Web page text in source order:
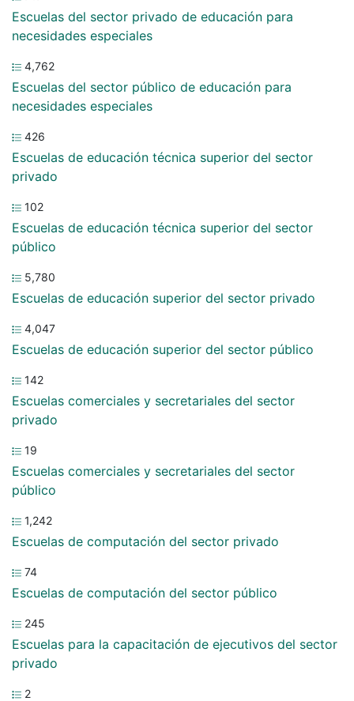
Escuelas del sector privado de educación para
necesidades especiales
4,762
Escuelas del sector público de educación para
necesidades especiales
426
Escuelas de educación técnica superior del sector
privado
102
Escuelas de educación técnica superior del sector
público
5,780
Escuelas de educación superior del sector privado
4,047
Escuelas de educación superior del sector público
142
Escuelas comerciales y secretariales del sector
privado
19
Escuelas comerciales y secretariales del sector
público
1,242
Escuelas de computación del sector privado
74
Escuelas de computación del sector público
245
Escuelas para la capacitación de ejecutivos del sector
privado
2